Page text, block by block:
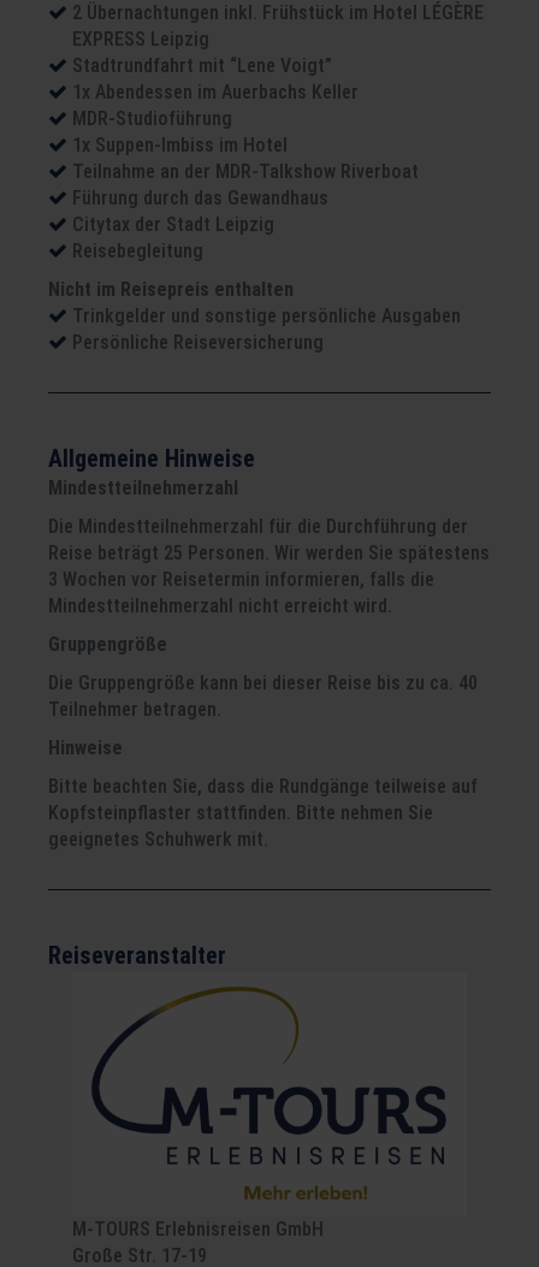
2 Übernachtungen inkl. Frühstück im Hotel LÉGÈRE
EXPRESS Leipzig
Stadtrundfahrt mit “Lene Voigt”
1x Abendessen im Auerbachs Keller
MDR-Studioführung
1x Suppen-Imbiss im Hotel
Teilnahme an der MDR-Talkshow Riverboat
Führung durch das Gewandhaus
Citytax der Stadt Leipzig
Reisebegleitung
Nicht im Reisepreis enthalten
Trinkgelder und sonstige persönliche Ausgaben
Persönliche Reiseversicherung
Allgemeine Hinweise
Mindestteilnehmerzahl
Die Mindestteilnehmerzahl für die Durchführung der
Reise beträgt 25 Personen. Wir werden Sie spätestens
3 Wochen vor Reisetermin informieren, falls die
Mindestteilnehmerzahl nicht erreicht wird.
Gruppengröße
Die Gruppengröße kann bei dieser Reise bis zu ca. 40
Teilnehmer betragen.
Hinweise
Bitte beachten Sie, dass die Rundgänge teilweise auf
Kopfsteinpflaster stattfinden. Bitte nehmen Sie
geeignetes Schuhwerk mit.
Reiseveranstalter
M-TOURS Erlebnisreisen GmbH
Große Str. 17-19